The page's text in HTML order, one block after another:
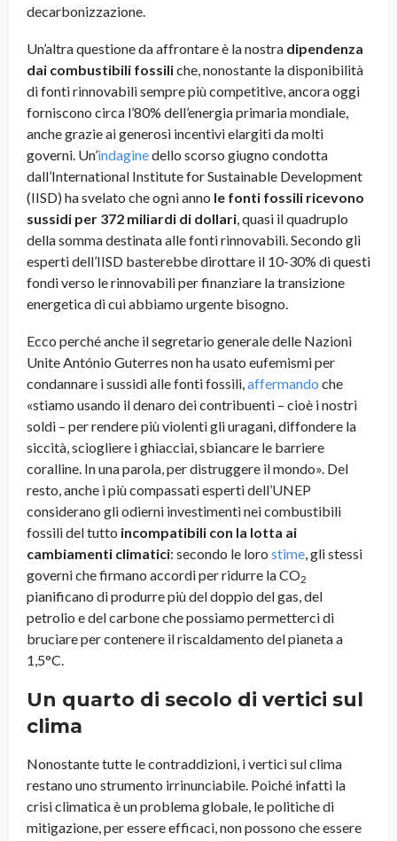
decarbonizzazione.
Un’altra questione da affrontare è la nostra dipendenza
dai combustibili fossiliche, nonostante la disponibilità
di fonti rinnovabili sempre più competitive, ancora oggi
forniscono circa l’80% dell’energia primaria mondiale,
anche grazie ai generosi incentivi elargiti da molti
governi. Un’indaginedello scorso giugno condotta
dall’International Institute for Sustainable Development
(IISD) ha svelato che ogni anno le fonti fossili ricevono
sussidi per 372 miliardi di dollari, quasi il quadruplo
della somma destinata alle fonti rinnovabili. Secondo gli
esperti dell’IISD basterebbe dirottare il 10-30% di questi
fondi verso le rinnovabili per finanziare la transizione
energetica di cui abbiamo urgente bisogno.
Ecco perché anche il segretario generale delle Nazioni
Unite António Guterres non ha usato eufemismi per
condannare i sussidi alle fonti fossili,affermando che
«stiamo usando il denaro dei contribuenti – cioè i nostri
soldi – per rendere più violenti gli uragani, diffondere la
siccità, sciogliere i ghiacciai, sbiancare le barriere
coralline. In una parola, per distruggere il mondo». Del
resto, anche i più compassati esperti dell’UNEP
considerano gli odierni investimenti nei combustibili
fossili del tutto incompatibili con la lotta ai
cambiamenti climatici: secondo le loro stime, gli stessi
governi che firmano accordi per ridurre la CO2
pianificano di produrre più del doppio del gas, del
petrolio e del carbone che possiamo permetterci di
bruciare per contenere il riscaldamento del pianeta a
1,5°C.
Un quarto di secolo di vertici sul
clima
Nonostante tutte le contraddizioni, i vertici sul clima
restano uno strumento irrinunciabile. Poiché infatti la
crisi climatica è un problema globale, le politiche di
mitigazione, per essere efficaci, non possono che essere